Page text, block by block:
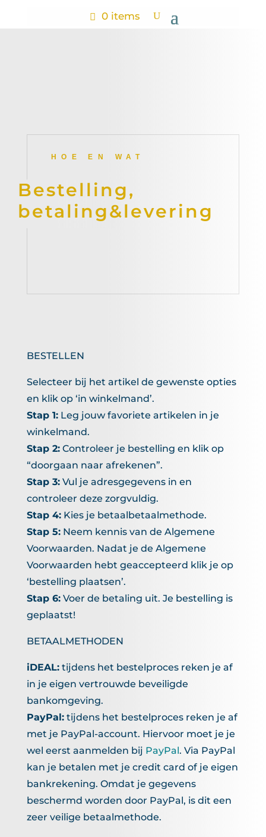
0 items
HOE EN WAT
Bestelling,
betaling&levering
BESTELLEN
Selecteer bij het artikel de gewenste opties
en klik op ‘in winkelmand’.
Stap 1:Leg jouw favoriete artikelen in je
winkelmand.
Stap 2:Controleer je bestelling en klik op
“doorgaan naar afrekenen”.
Stap 3:Vul je adresgegevens in en
controleer deze zorgvuldig.
Stap 4:Kies je betaalbetaalmethode.
Stap 5:Neem kennis van de Algemene
Voorwaarden. Nadat je de Algemene
Voorwaarden hebt geaccepteerd klik je op
‘bestelling plaatsen’.
Stap 6:Voer de betaling uit. Je bestelling is
geplaatst!
BETAALMETHODEN
iDEAL:tijdens het bestelproces reken je af
in je eigen vertrouwde beveiligde
bankomgeving.
PayPal:tijdens het bestelproces reken je af
met je PayPal-account. Hiervoor moet je je
wel eerst aanmelden bij PayPal. Via PayPal
kan je betalen met je credit card of je eigen
bankrekening. Omdat je gegevens
beschermd worden door PayPal, is dit een
zeer veilige betaalmethode.